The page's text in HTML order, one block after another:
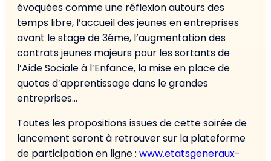
évoquées comme une réflexion autours des
temps libre, l’accueil des jeunes en entreprises
avant le stage de 3éme, l’augmentation des
contrats jeunes majeurs pour les sortants de
l’Aide Sociale à l’Enfance, la mise en place de
quotas d’apprentissage dans le grandes
entreprises…
Toutes les propositions issues de cette soirée de
lancement seront à retrouver sur la plateforme
de participation en ligne : www.etatsgeneraux-